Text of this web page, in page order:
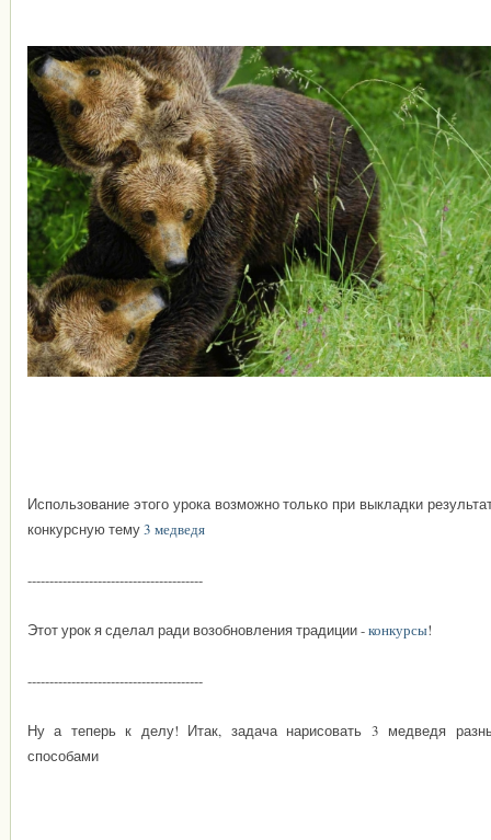
Использование этого урока возможно только при выкладки
конкурсную тему3 медведя
----------------------------------------
Этот урок я сделал ради возобновления традиции -конкурсы!
----------------------------------------
Ну а теперь к делу! Итак, задача нарисовать 3 медведя
способами